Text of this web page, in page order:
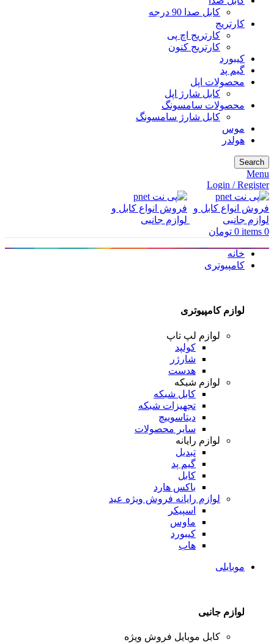
کابل صدا 90 درجه
کارتریج
کارتریج اچ پی
کارتریج کنون
کیبورد
گیم پد
محصولات اپل
کابل شارژ اپل
محصولات سامسونگ
کابل شارژ سامسونگ
موس
هولدر
Search
Menu
Login / Register
0
items
0 تومان
خانه
کامپیوتری
لوازم کامپیوتری
لوازم لپ تاپ
کولپد
شارژر
هدست
لوازم شبکه
کابل شبکه
تجهیزات شبکه
دیتاسوییچ
سایر محصولات
لوازم رایانه
تبدیل
گیم پد
کابل
باکس هارد
لوازم رایانه فروش ویژه عید
اسپیکر
ماوس
کیبورد
هاب
موبایلی
لوازم جانبی
کابل موبایل فروش ویژه